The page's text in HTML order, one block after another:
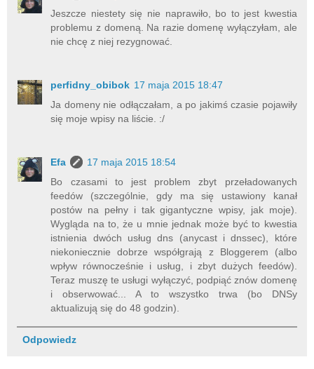
Jeszcze niestety się nie naprawiło, bo to jest kwestia
problemu z domeną. Na razie domenę wyłączyłam, ale
nie chcę z niej rezygnować.
perfidny_obibok 17 maja 2015 18:47
Ja domeny nie odłączałam, a po jakimś czasie pojawiły
się moje wpisy na liście. :/
Efa
17 maja 2015 18:54
Bo czasami to jest problem zbyt przeładowanych
feedów (szczególnie, gdy ma się ustawiony kanał
postów na pełny i tak gigantyczne wpisy, jak moje).
Wygląda na to, że u mnie jednak może być to kwestia
istnienia dwóch usług dns (anycast i dnssec), które
niekoniecznie dobrze współgrają z Bloggerem (albo
wpływ równocześnie i usług, i zbyt dużych feedów).
Teraz muszę te usługi wyłączyć, podpiąć znów domenę
i obserwować... A to wszystko trwa (bo DNSy
aktualizują się do 48 godzin).
Odpowiedz